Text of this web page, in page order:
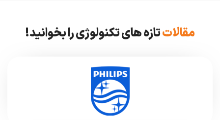
مقالاتتازه های تکنولوژی را بخوانید!